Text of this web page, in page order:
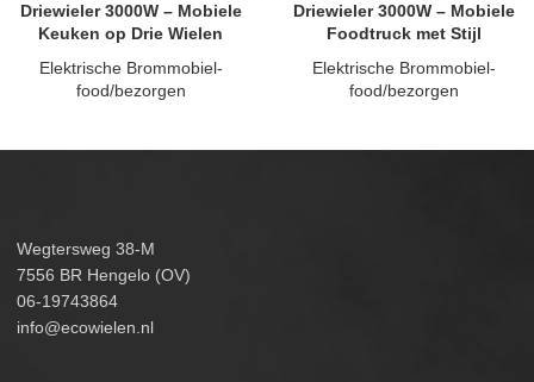
Driewieler 3000W – Mobiele
Keuken op Drie Wielen
Elektrische Brommobiel-
food/bezorgen
Driewieler 3000W – Mobiele
Foodtruck met Stijl
Elektrische Brommobiel-
food/bezorgen
Wegtersweg 38-M
7556 BR Hengelo (OV)
06-19743864
info@ecowielen.nl